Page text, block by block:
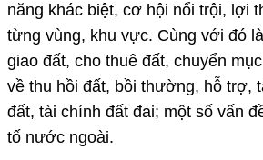
năng khác biệt, cơ hội nổi trội, lợi
từng vùng, khu vực. Cùng với đó
giao đất, cho thuê đất, chuyển
về thu hồi đất, bồi thường, hỗ trợ,
đất, tài chính đất đai; một số vấn
tố nước ngoài.